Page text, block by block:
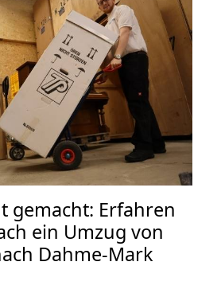
gemacht: Erfahren
ein Umzug von
Dahme-Mark